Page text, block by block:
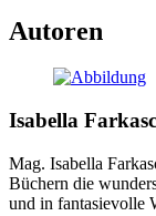
Autoren
Isabella
Mag. Isabella
Büchern die
und in fantasievolle